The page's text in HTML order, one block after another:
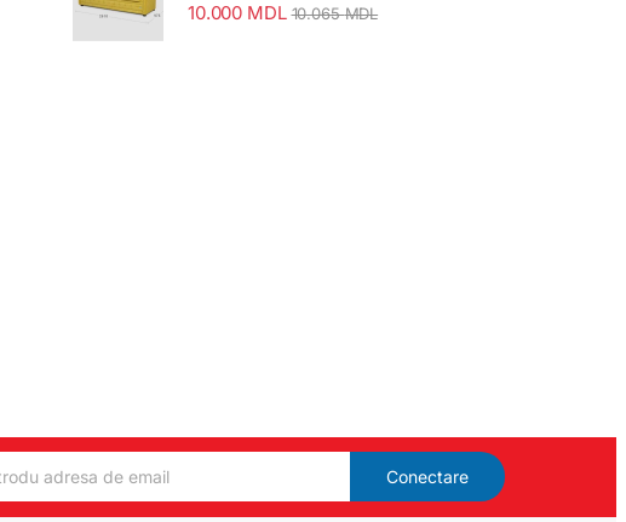
10.000 MDL 10.065MDL
Conectare